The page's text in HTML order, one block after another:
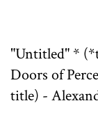
"Untitled" *
Doors of
title) -